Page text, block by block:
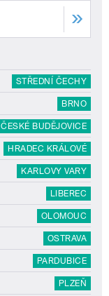
STŘEDNÍ ČECHY
BRNO
ČESKÉ BUDĚJOVICE
HRADEC KRÁLOVÉ
KARLOVY VARY
LIBEREC
OLOMOUC
OSTRAVA
PARDUBICE
PLZEŇ